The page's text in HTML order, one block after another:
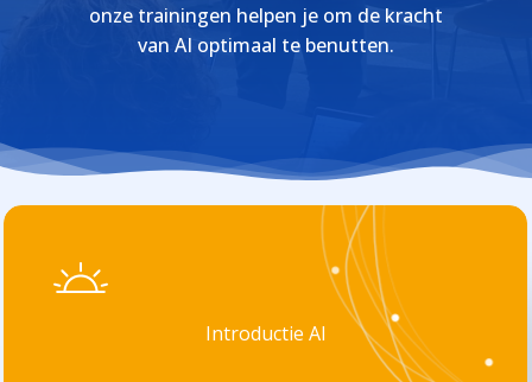
onze trainingen helpen je om de kracht
van AI optimaal te benutten.
Introductie AI